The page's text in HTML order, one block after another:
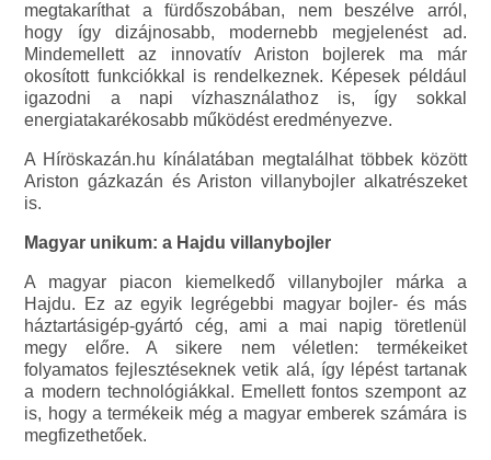
megtakaríthat a fürdőszobában, nem beszélve arról,
hogy így dizájnosabb, modernebb megjelenést ad.
Mindemellett az innovatív Ariston bojlerek ma már
okosított funkciókkal is rendelkeznek. Képesek például
igazodni a napi vízhasználathoz is, így sokkal
energiatakarékosabb működést eredményezve.
A Híröskazán.hu kínálatában megtalálhat többek között
Ariston gázkazán és Ariston villanybojler alkatrészeket
is.
Magyar unikum: a Hajdu villanybojler
A magyar piacon kiemelkedő villanybojler márka a
Hajdu. Ez az egyik legrégebbi magyar bojler- és más
háztartásigép-gyártó cég, ami a mai napig töretlenül
megy előre. A sikere nem véletlen: termékeiket
folyamatos fejlesztéseknek vetik alá, így lépést tartanak
a modern technológiákkal. Emellett fontos szempont az
is, hogy a termékeik még a magyar emberek számára is
megfizethetőek.